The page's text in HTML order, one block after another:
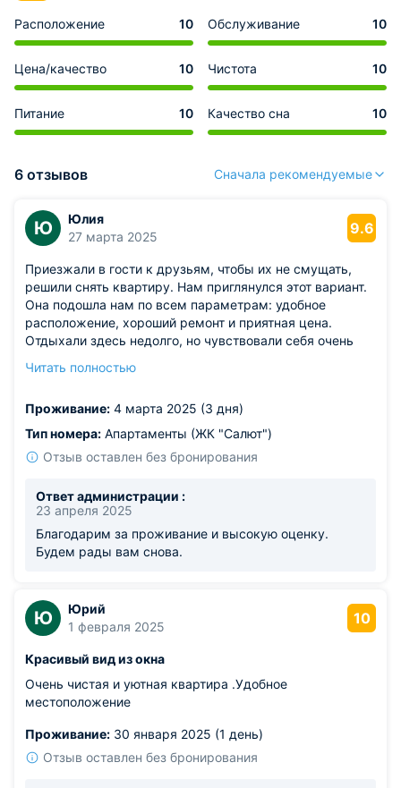
Расположение 10 Обслуживание 10
Цена/качество 10 Чистота 10
Питание 10 Качество сна 10
6 отзывов Сначала рекомендуемые
Ю
Юлия
27 марта 2025
9.6
Приезжали в гости к друзьям, чтобы их не смущать,
решили снять квартиру. Нам приглянулся этот вариант.
Она подошла нам по всем параметрам: удобное
расположение, хороший ремонт и приятная цена.
Отдыхали здесь недолго, но чувствовали себя очень
кафе, но техника вся работает. Если снова будем в
Читать полностью
Проживание: 4 марта 2025 (3 дня)
Тип номера: Апартаменты (ЖК "Салют")
Отзыв оставлен без бронирования
Ответ администрации :
23 апреля 2025
Благодарим за проживание и высокую оценку.
Будем рады вам снова.
Ю
Юрий
1 февраля 2025
10
Красивый вид из окна
Очень чистая и уютная квартира .Удобное
местоположение
Проживание: 30 января 2025 (1 день)
Отзыв оставлен без бронирования